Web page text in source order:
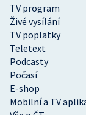
TV program
Živé vysílání
TV poplatky
Teletext
Podcasty
Počasí
E-shop
Mobilní a TV